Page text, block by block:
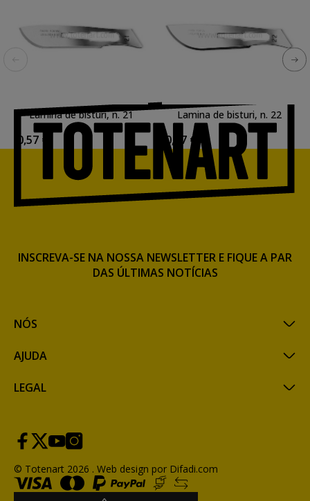
Lamina de bisturi, n. 21
0,57 €
Lamina de bisturi, n. 22
0,57 €
NÓS
AJUDA
LEGAL
INSCREVA-SE NA NOSSA NEWSLETTER E FIQUE A PAR
DAS ÚLTIMAS NOTÍCIAS
© Totenart 2026 . Web design por Difadi.com